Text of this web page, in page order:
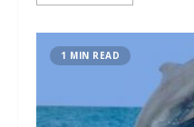
1 MIN READ